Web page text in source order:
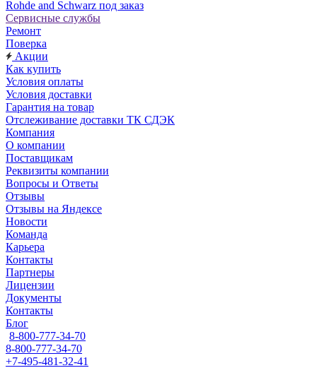
Rohde and Schwarz под заказ
Сервисные службы
Ремонт
Поверка
Акции
Как купить
Условия оплаты
Условия доставки
Гарантия на товар
Отслеживание доставки ТК СДЭК
Компания
О компании
Поставщикам
Реквизиты компании
Вопросы и Ответы
Отзывы
Отзывы на Яндексе
Новости
Команда
Карьера
Контакты
Партнеры
Лицензии
Документы
Контакты
Блог
8-800-777-34-70
8-800-777-34-70
+7-495-481-32-41